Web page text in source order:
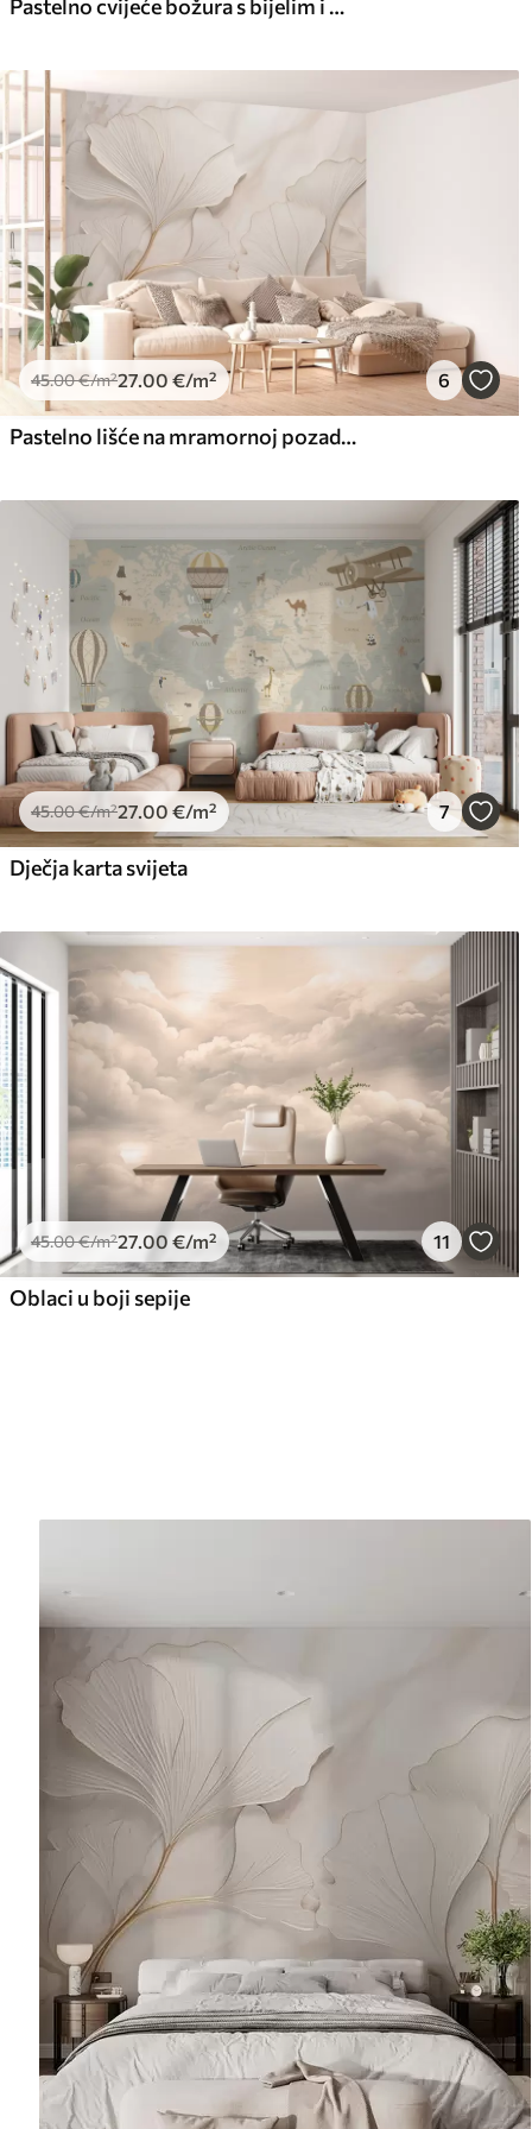
Pastelno cvijeće božura s bijelim i bež delikatnim laticama i bijelim linijama na svijetlo bež pozadini
45.00€/m²27.00 €/m² 6
Pastelno lišće na mramornoj pozadini u bež tonovima
45.00€/m²27 .00 €/m² 7
Dječja karta svijeta
45.00€/m²27.00 €/m² 11
Oblaci u boji sepije